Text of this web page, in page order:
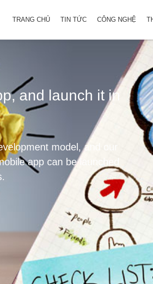
TRANG CHỦ TIN TỨC CÔNG NGHỆ
and launch it in
model, and our
app can be launched